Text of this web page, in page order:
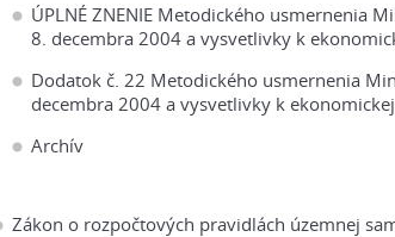
ÚPLNÉ ZNENIE Metodického usmernenia
8. decembra 2004 a vysvetlivky k
Dodatok č. 22 Metodického usmernenia
decembra 2004 a vysvetlivky k
Archív
Zákon o rozpočtových pravidlách územnej